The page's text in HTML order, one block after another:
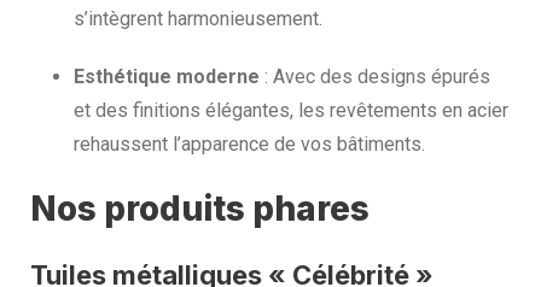
s’intègrent harmonieusement.
Esthétique moderne : Avec des designs épurés
et des finitions élégantes, les revêtements en acier
rehaussent l’apparence de vos bâtiments.
Nos produits phares
Tuiles métalliques « Célébrité »